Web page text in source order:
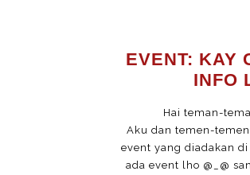
EVENT: KAY
INFO
Hai teman-
Aku dan temen-
event yang diadakan
ada event lho @_@